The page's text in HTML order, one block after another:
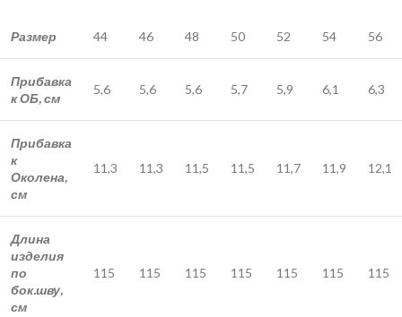
Размер 44 46 48 50 52 54 56
Прибавка
к ОБ, см
5,6 5,6 5,6 5,7 5,9 6,1 6,3
Прибавка
к
Околена,
см
11,3 11,3 11,5 11,5 11,7 11,9 12,1
Длина
изделия
по
бок.шву,
см
115 115 115 115 115 115 115